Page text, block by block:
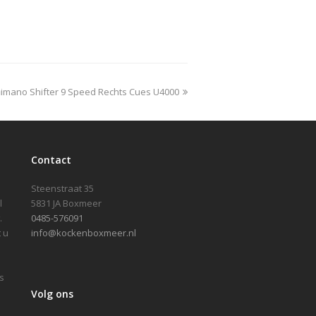
Shifter 9 Speed Rechts Cues U4000
u
Contact
Steenstraat 35
5831 JA Boxmeer
0485-576091
info@kockenboxmeer.nl
Volg ons